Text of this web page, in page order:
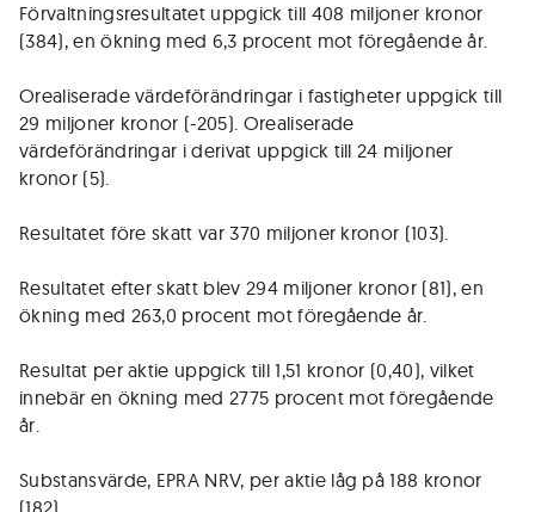
Förvaltningsresultatet uppgick till 408 miljoner kronor
(384), en ökning med 6,3 procent mot föregående år.
Orealiserade värdeförändringar i fastigheter uppgick till
29 miljoner kronor (-205). Orealiserade
värdeförändringar i derivat uppgick till 24 miljoner
kronor (5).
Resultatet före skatt var 370 miljoner kronor (103).
Resultatet efter skatt blev 294 miljoner kronor (81), en
ökning med 263,0 procent mot föregående år.
Resultat per aktie uppgick till 1,51 kronor (0,40), vilket
innebär en ökning med 2775 procent mot föregående
år.
Substansvärde, EPRA NRV, per aktie låg på 188 kronor
(182).